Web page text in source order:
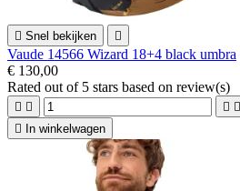
 Snel bekijken 
Vaude 14566 Wizard 18+4 black umbra
€ 130,00
Rated out of 5 stars based on review(s)
   

In winkelwagen